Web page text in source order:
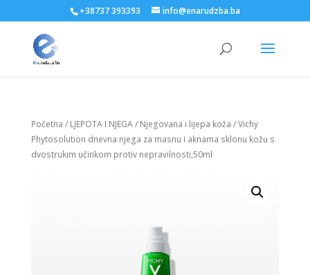
+38737 393393 info@enarudzba.ba
Početna / LJEPOTA I NJEGA/ Njegovana i lijepa koža / Vichy
Phytosolution dnevna njega za masnu i aknama sklonu kožu s
dvostrukim učinkom protiv nepravilnosti,50ml